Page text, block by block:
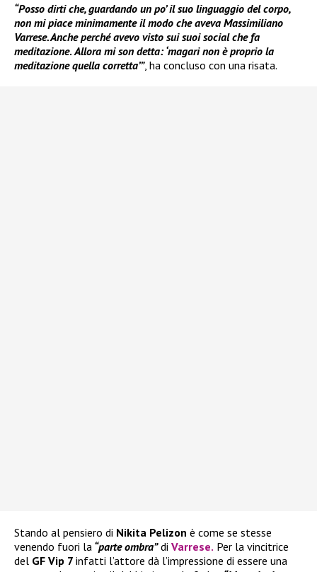
“Posso dirti che, guardando un po’ il suo linguaggio del corpo,
non mi piace minimamente il modo che aveva Massimiliano
Varrese. Anche perché avevo visto sui suoi social che fa
meditazione. Allora mi son detta: ‘magari non è proprio la
meditazione quella corretta’”, ha concluso con una risata.
Stando al pensiero di Nikita Pelizon è come se stesse
venendo fuori la “parte ombra”di Varrese. Per la vincitrice
del GF Vip 7 infatti l’attore dà l’impressione di essere una